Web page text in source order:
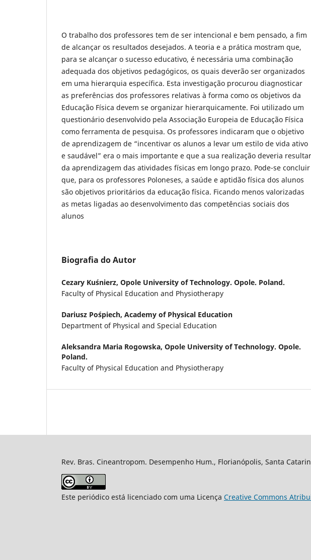
O trabalho dos professores tem de ser intencional e bem pensado, a fim
de alcançar os resultados desejados. A teoria e a prática mostram que,
para se alcançar o sucesso educativo, é necessária uma combinação
adequada dos objetivos pedagógicos, os quais deverão ser organizados
em uma hierarquia específica. Esta investigação procurou diagnosticar
as preferências dos professores relativas à forma como os objetivos da
Educação Física devem se organizar hierarquicamente. Foi utilizado um
questionário desenvolvido pela Associação Europeia de Educação Física
como ferramenta de pesquisa. Os professores indicaram que o objetivo
de aprendizagem de “incentivar os alunos a levar um estilo de vida ativo
e saudável” era o mais importante e que a sua realização deveria resultar
da aprendizagem das atividades físicas em longo prazo. Pode-se concluir
que, para os professores Poloneses, a saúde e aptidão física dos alunos
são objetivos prioritários da educação física. Ficando menos valorizadas
as metas ligadas ao desenvolvimento das competências sociais dos
alunos
Biografia do Autor
Cezary Kuśnierz, Opole University of Technology. Opole. Poland.
Faculty of Physical Education and Physiotherapy
Dariusz Pośpiech, Academy of Physical Education
Department of Physical and Special Education
Aleksandra Maria Rogowska, Opole University of Technology. Opole.
Poland.
Faculty of Physical Education and Physiotherapy
Rev. Bras. Cineantropom. Desempenho Hum., Florianópolis, Santa
Este periódico está licenciado com uma Licença Creative Commons